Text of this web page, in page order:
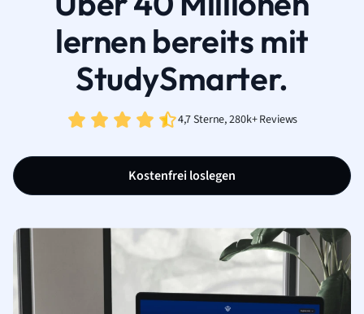
lernen bereits mit
StudySmarter.
4,7 Sterne, 280k+ Reviews
Kostenfrei loslegen